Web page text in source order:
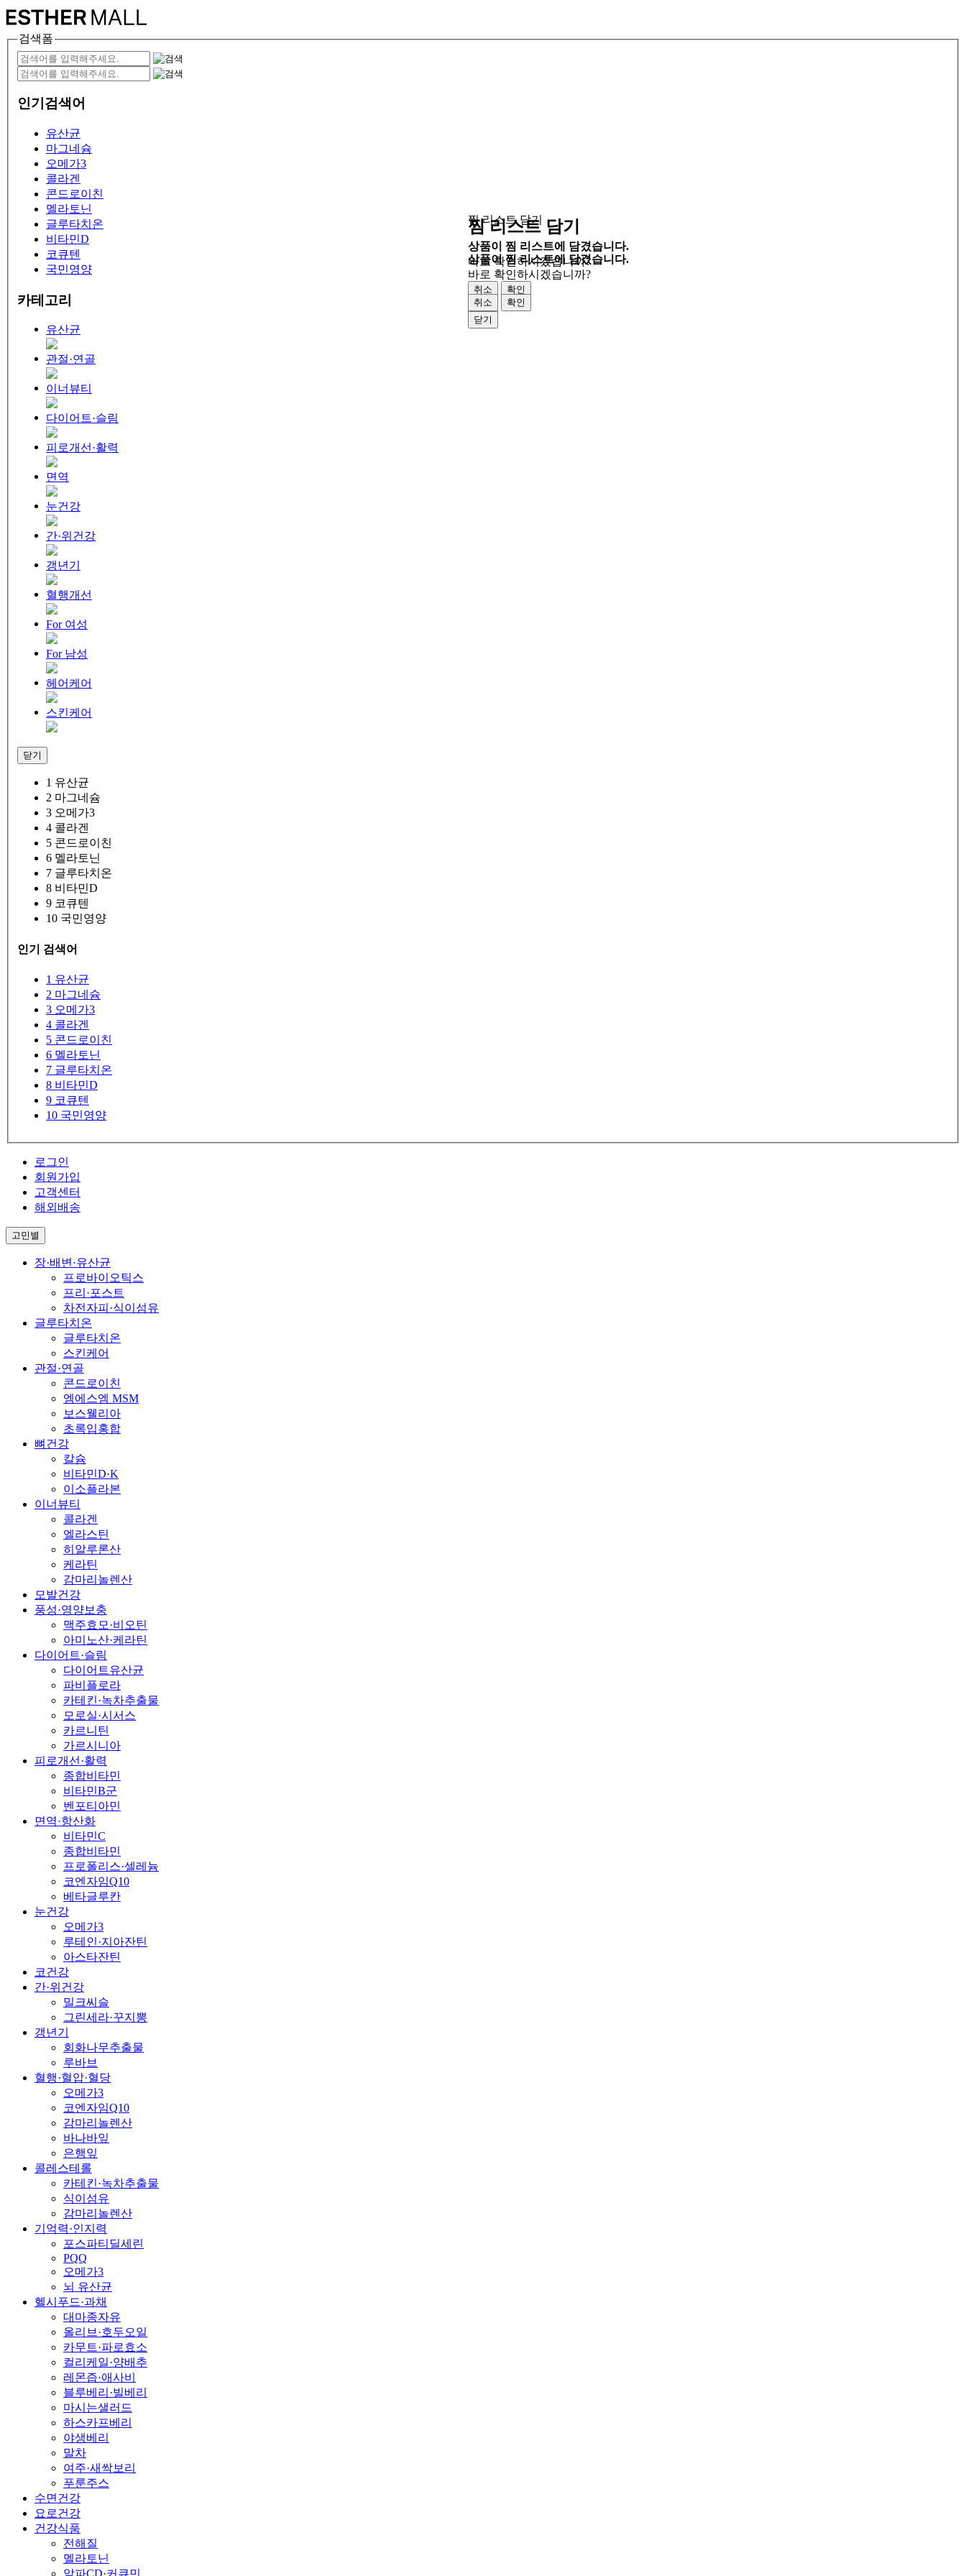
검색폼
인기검색어
유산균
마그네슘
오메가3
콜라겐
콘드로이친
멜라토닌
글루타치온
비타민D
코큐텐
국민영양
카테고리
유산균
관절·연골
이너뷰티
다이어트·슬림
피로개선·활력
면역
눈건강
간·위건강
갱년기
혈행개선
For 여성
For 남성
헤어케어
스킨케어
닫기
1 유산균
2 마그네슘
3 오메가3
4 콜라겐
5 콘드로이친
6 멜라토닌
7 글루타치온
8 비타민D
9 코큐텐
10 국민영양
인기 검색어
1 유산균
2 마그네슘
3 오메가3
4 콜라겐
5 콘드로이친
6 멜라토닌
7 글루타치온
8 비타민D
9 코큐텐
10 국민영양
로그인
회원가입
고객센터
해외배송
고민별
장·배변·유산균
프로바이오틱스
프리·포스트
차전자피·식이섬유
글루타치온
글루타치온
스킨케어
관절·연골
콘드로이친
엠에스엠 MSM
보스웰리아
초록입홍합
뼈건강
칼슘
비타민D·K
이소플라본
이너뷰티
콜라겐
엘라스틴
히알루론산
케라틴
감마리놀렌산
모발건강
풍성·영양보충
맥주효모·비오틴
아미노산·케라틴
다이어트·슬림
다이어트유산균
파비플로라
카테킨·녹차추출물
모로실·시서스
카르니틴
가르시니아
피로개선·활력
종합비타민
비타민B군
벤포티아민
면역·항산화
비타민C
종합비타민
프로폴리스·셀레늄
코엔자임Q10
베타글루칸
눈건강
오메가3
루테인·지아잔틴
아스타잔틴
코건강
간·위건강
밀크씨슬
그린세라·꾸지뽕
갱년기
회화나무추출물
루바브
혈행·혈압·혈당
오메가3
코엔자임Q10
감마리놀렌산
바나바잎
은행잎
콜레스테롤
카테킨·녹차추출물
식이섬유
감마리놀렌산
기억력·인지력
포스파티딜세린
PQQ
오메가3
뇌 유산균
헬시푸드·과채
대마종자유
올리브·호두오일
카무트·파로효소
컬리케일·양배추
레몬즙·애사비
블루베리·빌베리
마시는샐러드
하스카프베리
야생베리
말차
여주·새싹보리
푸룬주스
수면건강
요로건강
건강식품
전해질
멜라토닌
알파CD·커큐민
찜 리스트 담기
상품이 찜 리스트에 담겼습니다.
바로 확인하시겠습니까?
취소
확인
닫기
찜 리스트 담기
상품이 찜 리스트에 담겼습니다.
바로 확인하시겠습니까?
취소
확인
닫기